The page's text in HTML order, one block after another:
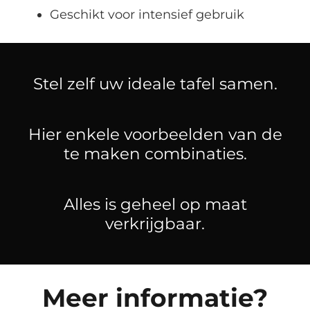
Geschikt voor intensief gebruik
Stel zelf uw ideale tafel samen.
Hier enkele voorbeelden van de
te maken combinaties.
Alles is geheel op maat
verkrijgbaar.
Meer informatie?